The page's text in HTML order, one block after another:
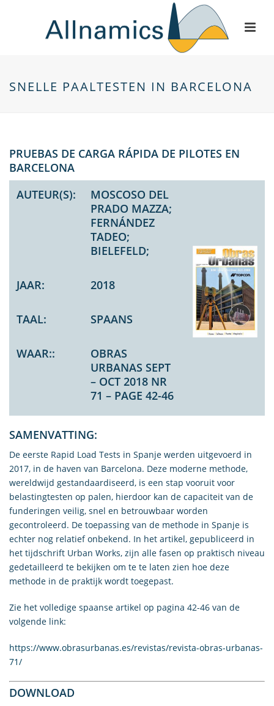
SNELLE PAALTESTEN IN BARCELONA
PRUEBAS DE CARGA RÁPIDA DE PILOTES EN
BARCELONA
AUTEUR(S):
MOSCOSO DEL
PRADO MAZZA;
FERNÁNDEZ
TADEO;
BIELEFELD;
JAAR: 2018
TAAL: SPAANS
WAAR::
OBRAS
URBANAS SEPT
– OCT 2018 NR
71 – PAGE 42-46
SAMENVATTING:
De eerste Rapid Load Tests in Spanje werden uitgevoerd in
2017, in de haven van Barcelona. Deze moderne methode,
wereldwijd gestandaardiseerd, is een stap vooruit voor
belastingtesten op palen, hierdoor kan de capaciteit van de
funderingen veilig, snel en betrouwbaar worden
gecontroleerd. De toepassing van de methode in Spanje is
echter nog relatief onbekend. In het artikel, gepubliceerd in
het tijdschrift Urban Works, zijn alle fasen op praktisch niveau
gedetailleerd te bekijken om te te laten zien hoe deze
methode in de praktijk wordt toegepast.
Zie het volledige spaanse artikel op pagina 42-46 van de
volgende link:
https://www.obrasurbanas.es/revistas/revista-obras-urbanas-
71/
DOWNLOAD